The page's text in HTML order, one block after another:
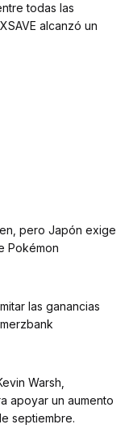
todas las
alcanzó un
pero Japón exige
Pokémon
las ganancias
Warsh,
apoyar un aumento
septiembre.